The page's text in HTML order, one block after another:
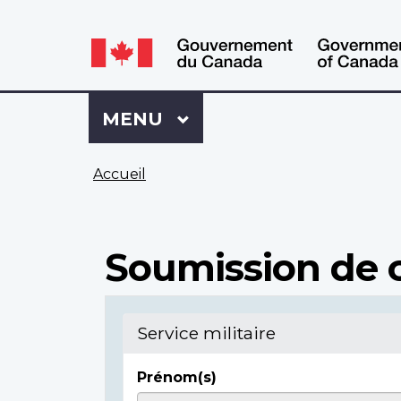
Language
switcher
Language
switcher
Se
connecter
à
Dossier
Menu
MENU PRINCIPAL
Accueil
Soumission de
Service militaire
Prénom(s)